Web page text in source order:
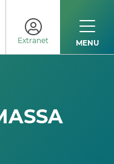
Extranet
MENU